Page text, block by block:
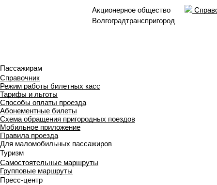
Акционерное общество
Волгоградтранспригород
Пассажирам
Справочник
Режим работы билетных касс
Тарифы и льготы
Способы оплаты проезда
Абонементные билеты
Схема обращения пригородных поездов
Мобильное приложение
Правила проезда
Для маломобильных пассажиров
Туризм
Самостоятельные маршруты
Групповые маршруты
Пресс-центр